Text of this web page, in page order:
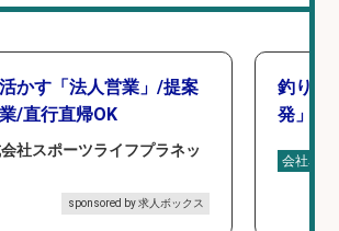
かす「法人営業」/提案
/直行直帰OK
社スポーツライフプラネッ
sponsored by 求人ボックス
釣り好
発」/
会社名